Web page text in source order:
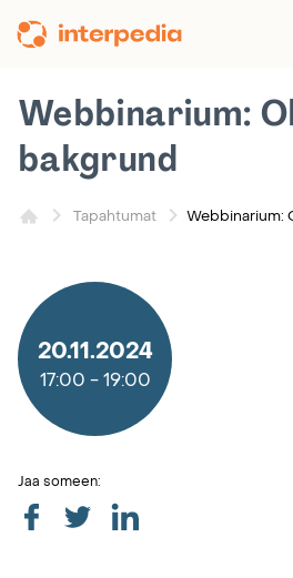
sisältöön
Tapahtumat Webbinarium:
Webbinarium:
bakgrund
20.11.2024
17:00 -19:00
Jaa someen: